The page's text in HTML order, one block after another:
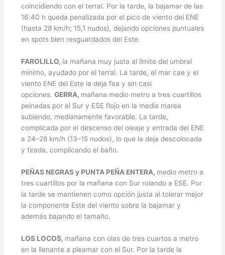
coincidiendo con el terral. Por la tarde, la bajamar de las
16:40 h queda penalizada por el pico de viento del ENE
(hasta 28 km/h; 15,1 nudos), dejando opciones puntuales
en spots bien resguardados del Este.
FAROLILLO, la mañana muy justa al límite del umbral
mínimo, ayudado por el terral. La tarde, el mar cae y el
viento ENE del Este la deja fea y sin casi
opciones. GERRA, mañana medio metro a tres cuartillos
peinadas por el Sur y ESE flojo en la media marea
subiendo, medianamente favorable. La tarde,
complicada por el descenso del oleaje y entrada del ENE
a 24–28 km/h (13–15 nudos), lo que la deja descolocada
y tirada, complicando el baño.
PEÑAS NEGRAS y PUNTA PEÑA ENTERA, medio metro a
tres cuartillos por la mañana con Sur rolando a ESE. Por
la tarde se mantienen como opción justa al tolerar mejor
la componente Este del viento sobre la bajamar y
además bajando el tamaño.
LOS LOCOS, mañana con olas de tres cuartos a metro
en la llenante a pleamar con el Sur. Por la tarde la